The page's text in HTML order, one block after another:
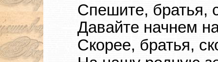
Спешите, братья,
Давайте начнем
Скорее, братья,